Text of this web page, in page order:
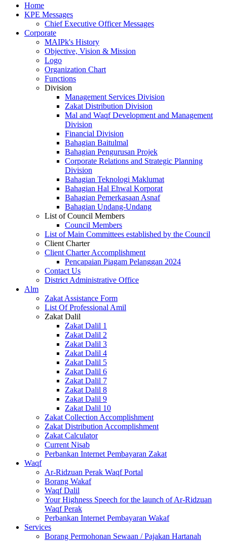
Home
KPE Messages
Chief Executive Officer Messages
Corporate
MAIPk's History
Objective, Vision & Mission
Logo
Organization Chart
Functions
Division
Management Services Division
Zakat Distribution Division
Mal and Waqf Development and Management
Division
Financial Division
Bahagian Baitulmal
Bahagian Pengurusan Projek
Corporate Relations and Strategic Planning
Division
Bahagian Teknologi Maklumat
Bahagian Hal Ehwal Korporat
Bahagian Pemerkasaan Asnaf
Bahagian Undang-Undang
List of Council Members
Council Members
List of Main Committees established by the Council
Client Charter
Client Charter Accomplishment
Pencapaian Piagam Pelanggan 2024
Contact Us
District Administrative Office
Alm
Zakat Assistance Form
List Of Professional Amil
Zakat Dalil
Zakat Dalil 1
Zakat Dalil 2
Zakat Dalil 3
Zakat Dalil 4
Zakat Dalil 5
Zakat Dalil 6
Zakat Dalil 7
Zakat Dalil 8
Zakat Dalil 9
Zakat Dalil 10
Zakat Collection Accomplishment
Zakat Distribution Accomplishment
Zakat Calculator
Current Nisab
Perbankan Internet Pembayaran Zakat
Waqf
Ar-Ridzuan Perak Waqf Portal
Borang Wakaf
Waqf Dalil
Your Highness Speech for the launch of Ar-Ridzuan
Waqf Perak
Perbankan Internet Pembayaran Wakaf
Services
Borang Permohonan Sewaan / Pajakan Hartanah